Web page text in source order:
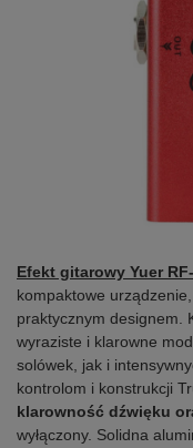
Efekt gitarowy Yuer
kompaktowe
praktycznym designem.
wyraziste i klarowne
solówek, jak i
kontrolom i konstrukcji
klarowność dźwięku
wyłączony. Solidna